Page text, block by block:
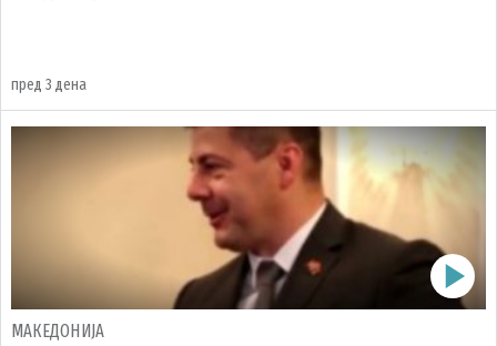
пред 3 дена
МАКЕДОНИЈА